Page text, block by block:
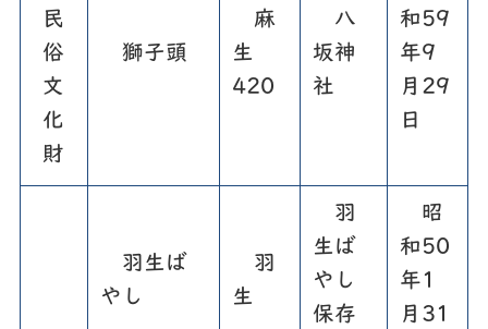
民
俗
文
化
財
獅子頭
麻
生
420
八
坂神
社
和59
年9
月29
日
羽生ば
やし
羽
生
羽
生ば
やし
保存
昭
和50
年1
月31